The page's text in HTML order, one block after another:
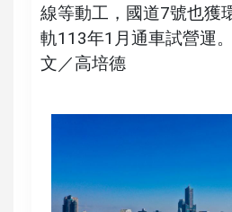
線等動工，國道7號也獲
軌113年1月通車試營運
文／高培德